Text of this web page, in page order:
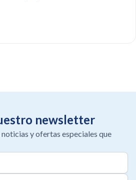
newsletter
y ofertas especiales que